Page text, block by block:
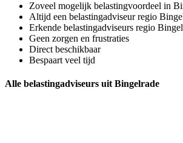
Zoveel mogelijk belastingvoordeel in
Altijd een belastingadviseur regio
Erkende belastingadviseurs regio
Geen zorgen en frustraties
Direct beschikbaar
Bespaart veel tijd
Alle belastingadviseurs uit Bingelrade